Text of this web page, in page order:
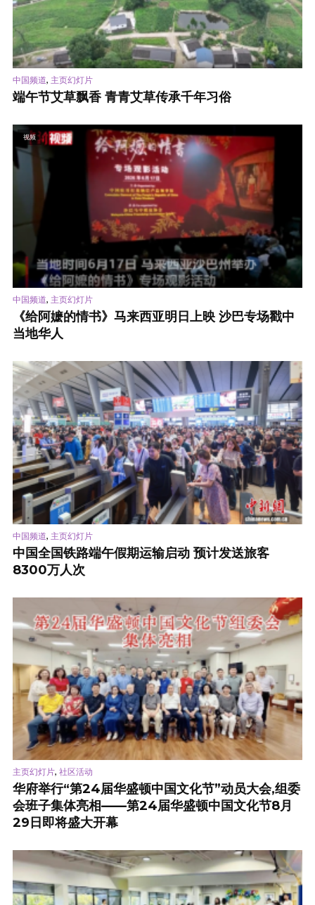
中国频道, 主页幻灯片
端午节艾草飘香 青青艾草传承千年习俗
视频
中国频道, 主页幻灯片
《给阿嬷的情书》马来西亚明日上映 沙巴专场戳中
当地华人
中国频道, 主页幻灯片
中国全国铁路端午假期运输启动 预计发送旅客
8300万人次
主页幻灯片, 社区活动
华府举行“第24届华盛顿中国文化节”动员大会,组委
会班子集体亮相——第24届华盛顿中国文化节8月
29日即将盛大开幕